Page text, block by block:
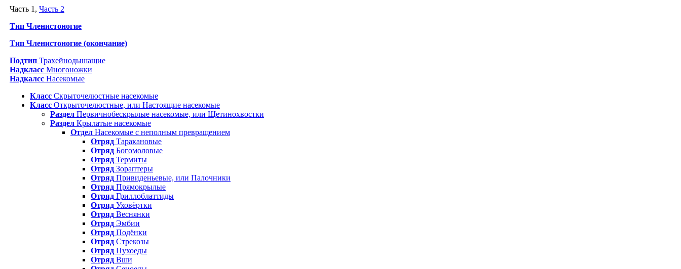
Часть 1, Часть 2
Тип Членистоногие
Тип Членистоногие (окончание)
Подтип Трахейнодышащие
Надкласс Многоножки
Надкалсс Насекомые
Класс Скрыточелюстные насекомые
Класс Открыточелюстные, или Настоящие насекомые
Раздел Первичнобескрылые насекомые, или Щетинохвостки
Раздел Крылатые насекомые
Отдел Насекомые с неполным превращением
Отряд Таракановые
Отряд Богомоловые
Отряд Термиты
Отряд Зораптеры
Отряд Привиденьевые, или Палочники
Отряд Прямокрылые
Отряд Гриллоблаттиды
Отряд Уховёртки
Отряд Веснянки
Отряд Эмбии
Отряд Подёнки
Отряд Стрекозы
Отряд Пухоеды
Отряд Вши